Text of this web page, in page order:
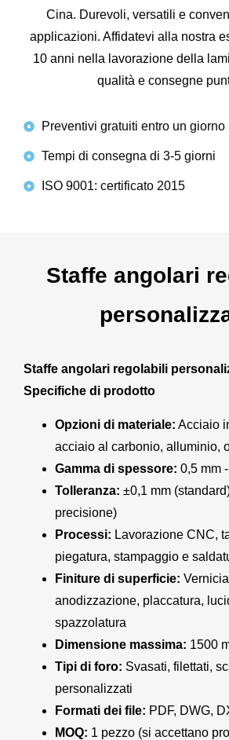
Cina. Durevoli, versatili e
applicazioni. Affidatevi alla nostra
10 anni nella lavorazione della
qualità e consegne
Preventivi gratuiti entro un giorno
Tempi di consegna di 3-5 giorni
ISO 9001: certificato 2015
Staffe angolari
Staffe angolari regolabili
Specifiche di prodotto
Opzioni di materiale: Acciaio
acciaio al carbonio, alluminio,
Gamma di spessore: 0,5 mm
Tolleranza: ±0,1 mm
precisione)
Processi: Lavorazione CNC,
piegatura, stampaggio e
Finiture di superficie:
anodizzazione, placcatura,
spazzolatura
Dimensione massima: 1500
Tipi di foro: Svasati, filettati,
personalizzati
Formati dei file: PDF, DWG,
MOQ: 1 pezzo (si accettano